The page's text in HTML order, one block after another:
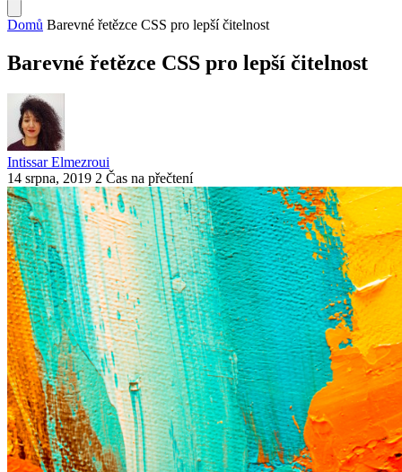
Domů Barevné řetězce CSS pro lepší čitelnost
Barevné řetězce CSS pro lepší čitelnost
Intissar Elmezroui
14 srpna, 2019 2 Čas na přečtení